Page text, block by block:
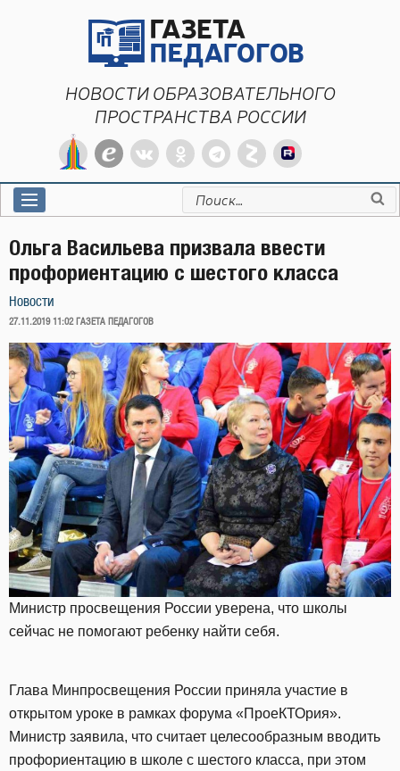
НОВОСТИ ОБРАЗОВАТЕЛЬНОГО
ПРОСТРАНСТВА РОССИИ
Искать:
Ольга Васильева призвала ввести
профориентацию с шестого класса
Новости
ОПУБЛИКОВАНО
27.11.2019 11:02 ГАЗЕТА ПЕДАГОГОВ
Министр просвещения России уверена, что школы
сейчас не помогают ребенку найти себя.
Глава Минпросвещения России приняла участие в
открытом уроке в рамках форума «ПроеКТОрия».
Министр заявила, что считает целесообразным вводить
профориентацию в школе с шестого класса, при этом